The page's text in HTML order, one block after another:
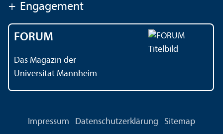
+ Engagement
FORUM
Das Magazin der
Universität Mannheim
Impressum Datenschutz­erklärung Sitemap